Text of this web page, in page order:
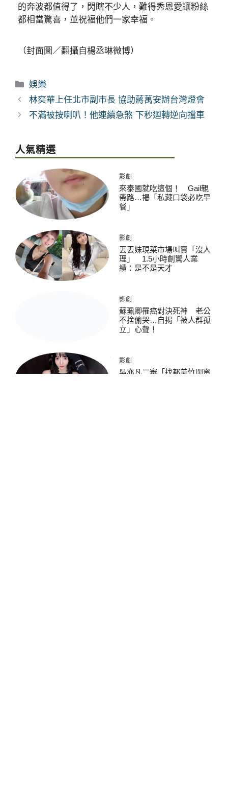
的奔波都值得了，閃瞎不少人，難得秀恩愛讓粉絲
都相當驚喜，並祝福他們一家幸福。
（封面圖／翻攝自楊丞琳微博）
分
類
娛樂
林奕華上任北市副市長 協助蔣萬安辦台灣燈會
不滿被按喇叭！他連續急煞 下秒迴轉逆向擋車
人氣精選
影劇
來泰國就吃這個！ Gail親
帶路…揭「私藏口袋必吃早
餐」
影劇
丟丟妹現菜市場叫賣「沒人
理」 1.5小時創驚人業
績：是不是天才
影劇
蘇珮卿罹癌對決死神 老公
不捨偷哭…自揭「被人群孤
立」心聲！
影劇
吳亦凡二審「找都美竹閨蜜